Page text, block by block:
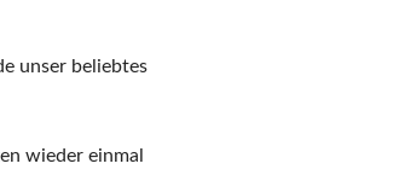
Datenschutz
unser beliebtes
wieder einmal